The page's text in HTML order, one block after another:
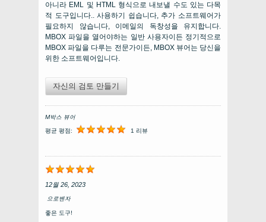
아니라 EML 및 HTML 형식으로 내보낼 수도 있는 다목
적 도구입니다.. 사용하기 쉽습니다, 추가 소프트웨어가
필요하지 않습니다, 이메일의 독창성을 유지합니다.
MBOX 파일을 열어야하는 일반 사용자이든 정기적으로
MBOX 파일을 다루는 전문가이든, MBOX 뷰어는 당신을
위한 소프트웨어입니다.
자신의 검토 만들기
M박스 뷰어
평균 평점: 1 리뷰
12월 26, 2023
으로벤자
좋은 도구!